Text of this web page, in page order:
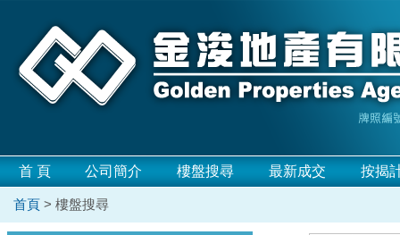
首 頁 公司簡介 樓盤搜尋 最新成交 按揭
首頁 > 樓盤搜尋